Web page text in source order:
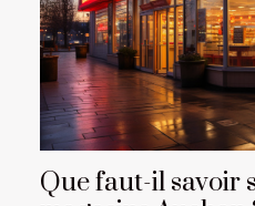
Que faut-il savoir